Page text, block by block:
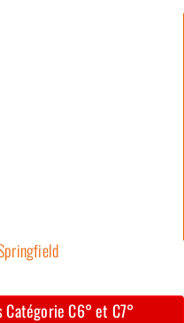
C6° et C7°